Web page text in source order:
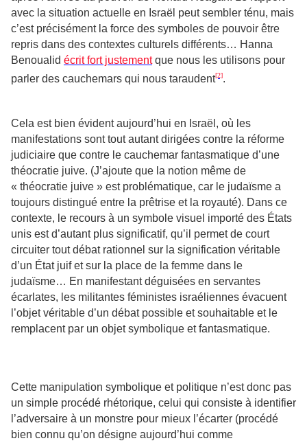
avec la situation actuelle en Israël peut sembler ténu, mais
c’est précisément la force des symboles de pouvoir être
repris dans des contextes culturels différents… Hanna
Benoualid écrit fort justementque nous les utilisons pour
parler des cauchemars qui nous taraudent[2].
Cela est bien évident aujourd’hui en Israël, où les
manifestations sont tout autant dirigées contre la réforme
judiciaire que contre le cauchemar fantasmatique d’une
théocratie juive. (J’ajoute que la notion même de
« théocratie juive » est problématique, car le judaïsme a
toujours distingué entre la prêtrise et la royauté). Dans ce
contexte, le recours à un symbole visuel importé des États
unis est d’autant plus significatif, qu’il permet de court
circuiter tout débat rationnel sur la signification véritable
d’un État juif et sur la place de la femme dans le
judaïsme… En manifestant déguisées en servantes
écarlates, les militantes féministes israéliennes évacuent
l’objet véritable d’un débat possible et souhaitable et le
remplacent par un objet symbolique et fantasmatique.
Cette manipulation symbolique et politique n’est donc pas
un simple procédé rhétorique, celui qui consiste à identifier
l’adversaire à un monstre pour mieux l’écarter (procédé
bien connu qu’on désigne aujourd’hui comme